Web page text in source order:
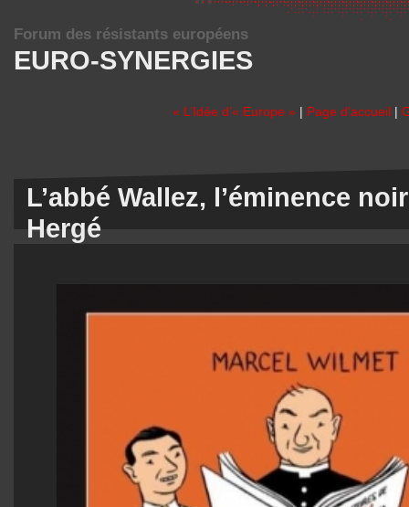
EURO-SYNERGIES
Forum des résistants européens
« L’Idée d’« Europe » | Page d'accueil |
L’abbé Wallez, l’éminence
Hergé